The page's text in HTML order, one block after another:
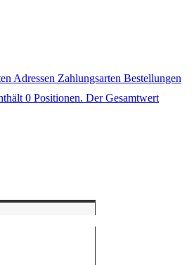
Adressen Zahlungsarten Bestellungen
0 Positionen. Der Gesamtwert